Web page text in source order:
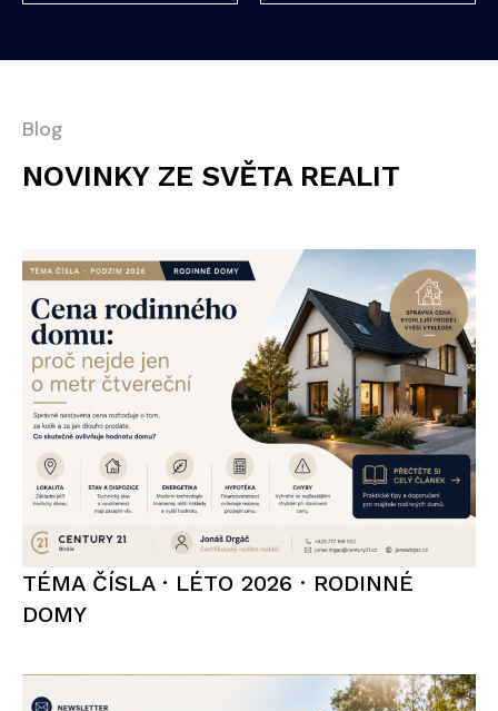
Blog
NOVINKY ZE SVĚTA REALIT
TÉMA ČÍSLA · LÉTO 2026 · RODINNÉ
DOMY